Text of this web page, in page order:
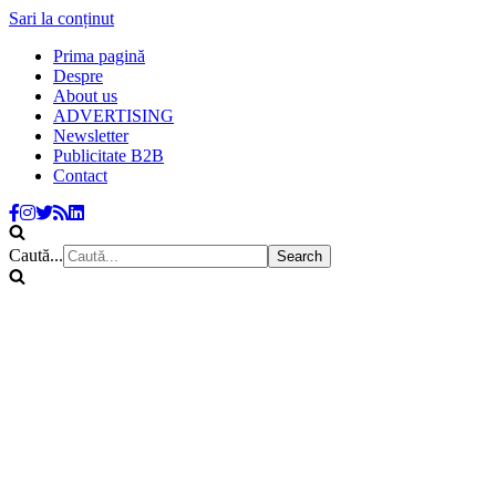
Sari la conținut
Prima pagină
Despre
About us
ADVERTISING
Newsletter
Publicitate B2B
Contact
Caută...